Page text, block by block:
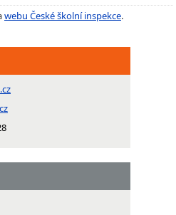
webu České školní inspekce.